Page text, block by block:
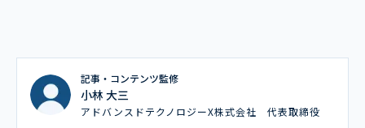
記事・コンテンツ監修
小林 大三
アドバンスドテクノロジーX株式会社 代表取締役